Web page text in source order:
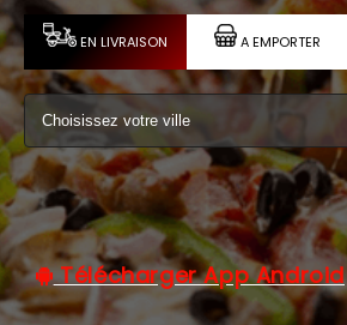
VOTRE COMPTE
NOTRE RESTAURANT
VOS AVIS
MENTIONS LÉGALES
C.G.V
EN LIVRAISON A EMPORTER
Télécharger App Android